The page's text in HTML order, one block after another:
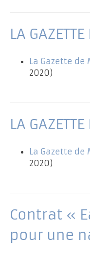
LA
La Gazette de
2020)
LA
La Gazette de
2020)
Contrat «
pour une